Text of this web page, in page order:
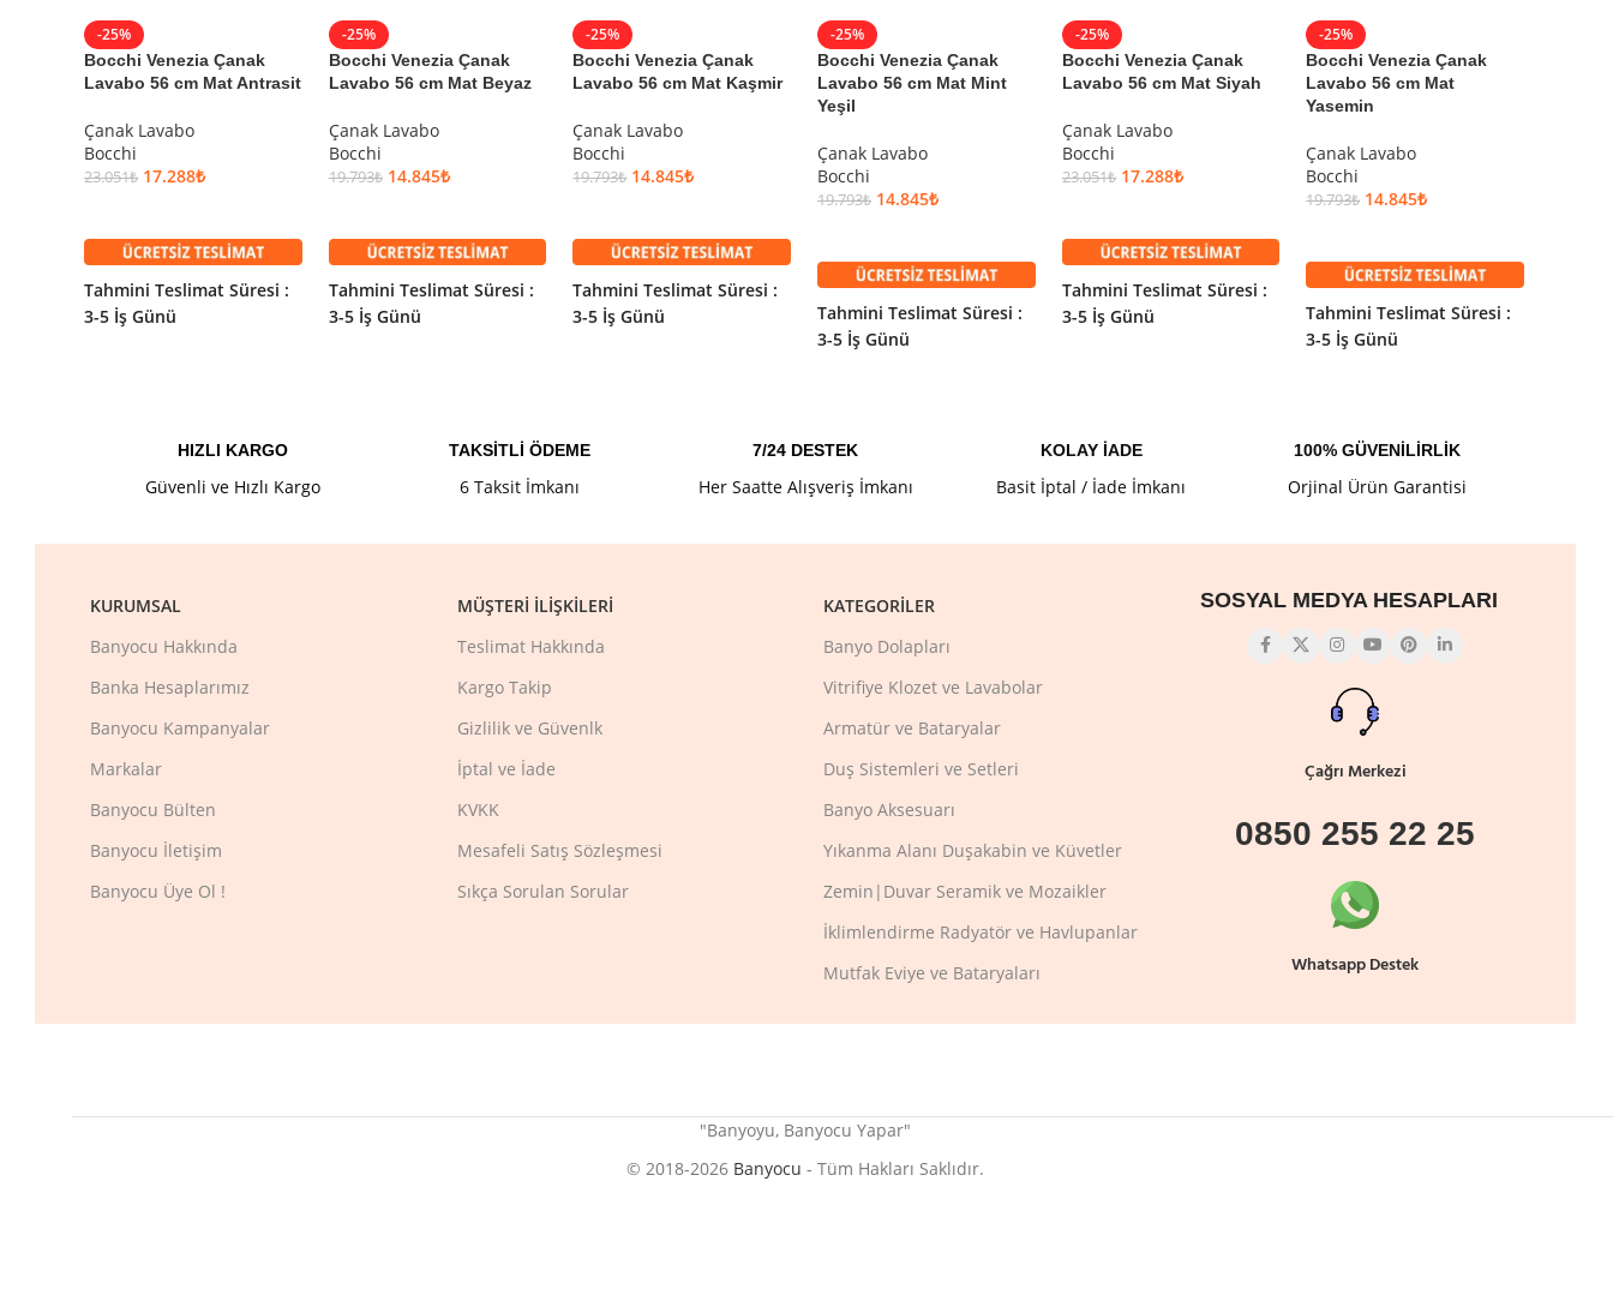
-25%
Bocchi Venezia Çanak
Lavabo 56 cm Mat Antrasit
Çanak Lavabo
Bocchi
23.051₺ 17.288₺
Tahmini Teslimat Süresi :
3-5 İş Günü
-25%
Bocchi Venezia Çanak
Lavabo 56 cm Mat Beyaz
Çanak Lavabo
Bocchi
19.793₺ 14.845₺
Tahmini Teslimat Süresi :
3-5 İş Günü
-25%
Bocchi Venezia Çanak
Lavabo 56 cm Mat Kaşmir
Çanak Lavabo
Bocchi
19.793₺ 14.845₺
Tahmini Teslimat Süresi :
3-5 İş Günü
-25%
Bocchi Venezia Çanak
Lavabo 56 cm Mat Mint
Yeşil
Çanak Lavabo
Bocchi
19.793₺ 14.845₺
Tahmini Teslimat Süresi :
3-5 İş Günü
-25%
Bocchi Venezia Çanak
Lavabo 56 cm Mat Siyah
Çanak Lavabo
Bocchi
23.051₺ 17.288₺
Tahmini Teslimat Süresi :
3-5 İş Günü
-25%
Bocchi Venezia Çanak
Lavabo 56 cm Mat
Yasemin
Çanak Lavabo
Bocchi
19.793₺ 14.845₺
Tahmini Teslimat Süresi :
3-5 İş Günü
HIZLI KARGO
Güvenli ve Hızlı Kargo
TAKSİTLİ ÖDEME
6 Taksit İmkanı
7/24 DESTEK
Her Saatte Alışveriş İmkanı
KOLAY İADE
Basit İptal / İade İmkanı
100% GÜVENİLİRLİK
Orjinal Ürün Garantisi
KURUMSAL
Banyocu Hakkında
Banka Hesaplarımız
Banyocu Kampanyalar
Markalar
Banyocu Bülten
Banyocu İletişim
Banyocu Üye Ol !
MÜŞTERI İLIŞKILERI
Teslimat Hakkında
Kargo Takip
Gizlilik ve Güvenlk
İptal ve İade
KVKK
Mesafeli Satış Sözleşmesi
Sıkça Sorulan Sorular
KATEGORILER
Banyo Dolapları
Vitrifiye Klozet ve Lavabolar
Armatür ve Bataryalar
Duş Sistemleri ve Setleri
Banyo Aksesuarı
Yıkanma Alanı Duşakabin ve Küvetler
Zemin|Duvar Seramik ve Mozaikler
İklimlendirme Radyatör ve Havlupanlar
Mutfak Eviye ve Bataryaları
SOSYAL MEDYA HESAPLARI
Çağrı Merkezi
0850 255 22 25
Whatsapp Destek
"Banyoyu, Banyocu Yapar"
© 2018-2026 Banyocu - Tüm Hakları Saklıdır.